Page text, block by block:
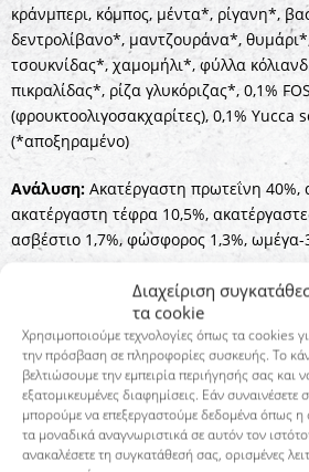
Διαχείριση
τα cookie
Χρησιμοποιούμε τεχνολογίες όπως τα cookies
την πρόσβαση σε πληροφορίες συσκευής. Το
βελτιώσουμε την εμπειρία περιήγησής σας και
εξατομικευμένες διαφημίσεις. Εάν συναινέσετε
μπορούμε να επεξεργαστούμε δεδομένα όπως
τα μοναδικά αναγνωριστικά σε αυτόν τον
ανακαλέσετε τη συγκατάθεσή σας, ορισμένες
κράνμπερι, κόμπος, μέντα*, ρίγανη*,
δεντρολίβανο*, μαντζουράνα*,
τσουκνίδας*, χαμομήλι*, φύλλα
πικραλίδας*, ρίζα γλυκόριζας*, 0,1% FOS
(φρουκτοολιγοσακχαρίτες), 0,1% Yucca
(*αποξηραμένο)
Ανάλυση: Ακατέργαστη πρωτεΐνη 40%,
ακατέργαστη τέφρα 10,5%,
ασβέστιο 1,7%, φώσφορος 1,3%,
Βιταμίνη D3 1.300 IU,
χαλκός(II)) 8,0 mg, Ψευδάργυρος
100,0 mg, Μαγγάνιο (οξείδιο του
(άνυδρο ιωδικό ασβέστιο) 2,6 mg,
250 μg, Ταυρίνη 1.600 mg